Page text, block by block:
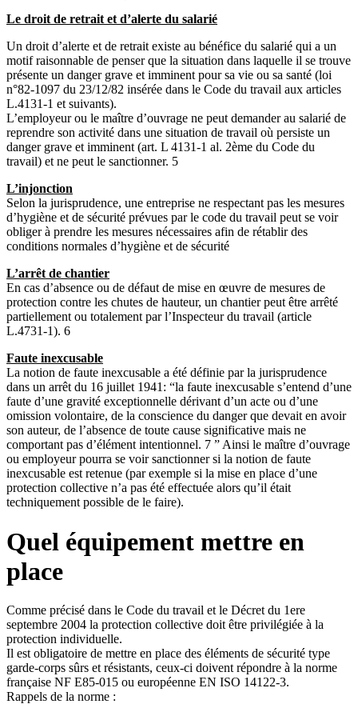
Le droit de retrait et d’alerte du salarié
Un droit d’alerte et de retrait existe au bénéfice du salarié qui a un
motif raisonnable de penser que la situation dans laquelle il se trouve
présente un danger grave et imminent pour sa vie ou sa santé (loi
n°82-1097 du 23/12/82 insérée dans le Code du travail aux articles
L.4131-1 et suivants).
L’employeur ou le maître d’ouvrage ne peut demander au salarié de
reprendre son activité dans une situation de travail où persiste un
danger grave et imminent (art. L 4131-1 al. 2ème du Code du
travail) et ne peut le sanctionner. 5
L’injonction
Selon la jurisprudence, une entreprise ne respectant pas les mesures
d’hygiène et de sécurité prévues par le code du travail peut se voir
obliger à prendre les mesures nécessaires afin de rétablir des
conditions normales d’hygiène et de sécurité
L’arrêt de chantier
En cas d’absence ou de défaut de mise en œuvre de mesures de
protection contre les chutes de hauteur, un chantier peut être arrêté
partiellement ou totalement par l’Inspecteur du travail (article
L.4731-1). 6
Faute inexcusable
La notion de faute inexcusable a été définie par la jurisprudence
dans un arrêt du 16 juillet 1941: “la faute inexcusable s’entend d’une
faute d’une gravité exceptionnelle dérivant d’un acte ou d’une
omission volontaire, de la conscience du danger que devait en avoir
son auteur, de l’absence de toute cause significative mais ne
comportant pas d’élément intentionnel. 7 ” Ainsi le maître d’ouvrage
ou employeur pourra se voir sanctionner si la notion de faute
inexcusable est retenue (par exemple si la mise en place d’une
protection collective n’a pas été effectuée alors qu’il était
techniquement possible de le faire).
Quel équipement mettre en
place
Comme précisé dans le Code du travail et le Décret du 1ere
septembre 2004 la protection collective doit être privilégiée à la
protection individuelle.
Il est obligatoire de mettre en place des éléments de sécurité type
garde-corps sûrs et résistants, ceux-ci doivent répondre à la norme
française NF E85-015 ou européenne EN ISO 14122-3.
Rappels de la norme :